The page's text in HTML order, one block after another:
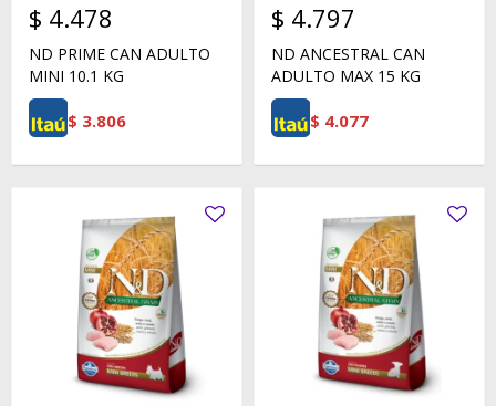
$ 4.478
ND PRIME CAN ADULTO
MINI 10.1 KG
$ 3.806
$ 4.797
ND ANCESTRAL CAN
ADULTO MAX 15 KG
$ 4.077